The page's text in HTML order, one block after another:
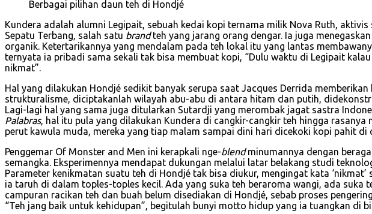
Berbagai pilihan daun teh di Hondjé
Kundera adalah alumni Legipait, sebuah kedai kopi ternama milik Nova Ruth,
Sepatu Terbang, salah satu brandteh yang jarang orang dengar. Ia juga
organik. Ketertarikannya yang mendalam pada teh lokal itu yang lantas
ternyata ia pribadi sama sekali tak bisa membuat kopi, “Dulu waktu di Legipait
nikmat”.
Hal yang dilakukan Hondjé sedikit banyak serupa saat Jacques Derrida
strukturalisme, diciptakanlah wilayah abu-abu di antara hitam dan putih,
Lagi-lagi hal yang sama juga ditularkan Sutardji yang merombak jagat sastra
Palabras, hal itu pula yang dilakukan Kundera di cangkir-cangkir teh hingga
perut kawula muda, mereka yang tiap malam sampai dini hari dicekoki kopi pahit
Penggemar Of Monster and Men ini kerapkali nge-blendminumannya dengan
semangka. Eksperimennya mendapat dukungan melalui latar belakang studi
Parameter kenikmatan suatu teh di Hondjé tak bisa diukur, mengingat kata
ia taruh di dalam toples-toples kecil. Ada yang suka teh beraroma wangi, ada suka
campuran racikan teh dan buah belum disediakan di Hondjé, sebab proses
“Teh jang baik untuk kehidupan”, begitulah bunyi motto hidup yang ia tuangkan di